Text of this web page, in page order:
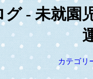
- 未就園
カテゴリ